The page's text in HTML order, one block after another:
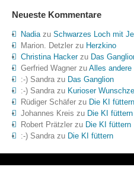
Neueste Kommentare
Nadiazu Schwarzes Loch mit
Marion. Detzlerzu Herzkino
Christina Hackerzu Das
Gerfried Wagnerzu Alles andere
:-) Sandrazu Das Ganglion
:-) Sandrazu Kurioser
Rüdiger Schäferzu Die KI füttern
Johannes Kreis zu Die KI füttern
Robert Prätzlerzu Die KI füttern
:-) Sandrazu Die KI füttern